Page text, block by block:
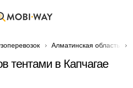
Алматинская область
тентами в Капчагае